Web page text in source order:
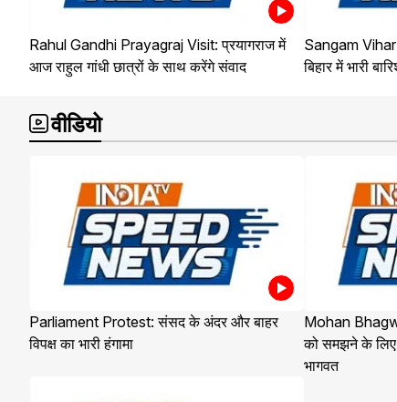
Rahul Gandhi Prayagraj Visit: प्रयागराज में
आज राहुल गांधी छात्रों के साथ करेंगे संवाद
Sangam
बिहार में भारी
वीडियो
Parliament Protest: संसद के अंदर और बाहर
विपक्ष का भारी हंगामा
Mohan
को समझने के
भागवत